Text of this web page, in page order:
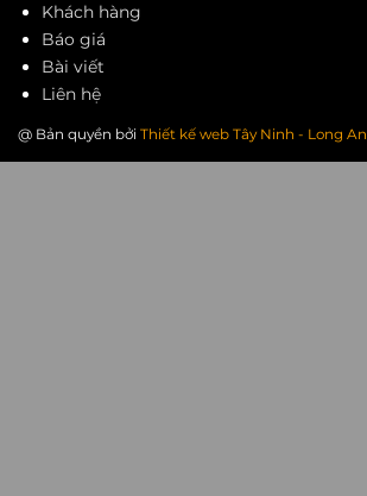
Khách hàng
Báo giá
Bài viết
Liên hệ
@ Bản quyền bởi Thiết kế web Tây Ninh - Long An